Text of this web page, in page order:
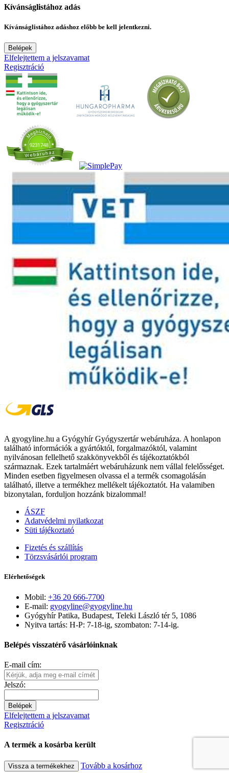
Kívánságlistához adás
Kívánságlistához adáshoz előbb be kell jelentkezni.
Belépek
Elfelejtettem a jelszavamat
Regisztráció
A gyogyline.hu a Gyógyhír Gyógyszertár webáruháza. A honlapon
található információk a gyártóktól, forgalmazóktól, valamint
nyilvánosan fellelhető szakkönyvekből és tájékoztatókból
származnak. Ezek tartalmáért webáruházunk nem vállal felelősséget.
Minden esetben figyelmesen olvassa el a termék csomagolásán
található, illetve a termékhez mellékelt tájékoztatót. Ha valamiben
bizonytalan, forduljon hozzánk bizalommal!
ÁSZF
Adatvédelmi nyilatkozat
Süti tájékoztató
Fizetés és szállítás
Törzsvásárlói program
Elérhetőségek
Mobil: +36 20 666-7700
E-mail: gyogyline@gyogyline.hu
Gyógyhír Patika, Budapest, Teleki László tér 5, 1086
Nyitva tartás: H-P: 7-18-ig, szombaton: 7-14-ig.
Belépés visszatérő vásárlóinknak
E-mail cím:
Jelszó:
Belépek
Elfelejtettem a jelszavamat
Regisztráció
A termék a kosárba került
Vissza a termékekhez Tovább a kosárhoz